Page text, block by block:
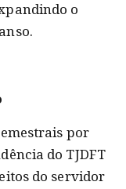
o
por
do TJDFT
do servidor